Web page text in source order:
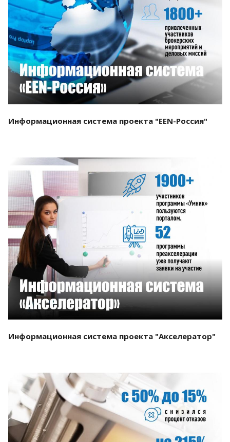
Смотреть проект
Информационная система проекта "EEN-Россия"
Смотреть проект
Информационная система проекта "Акселератор"